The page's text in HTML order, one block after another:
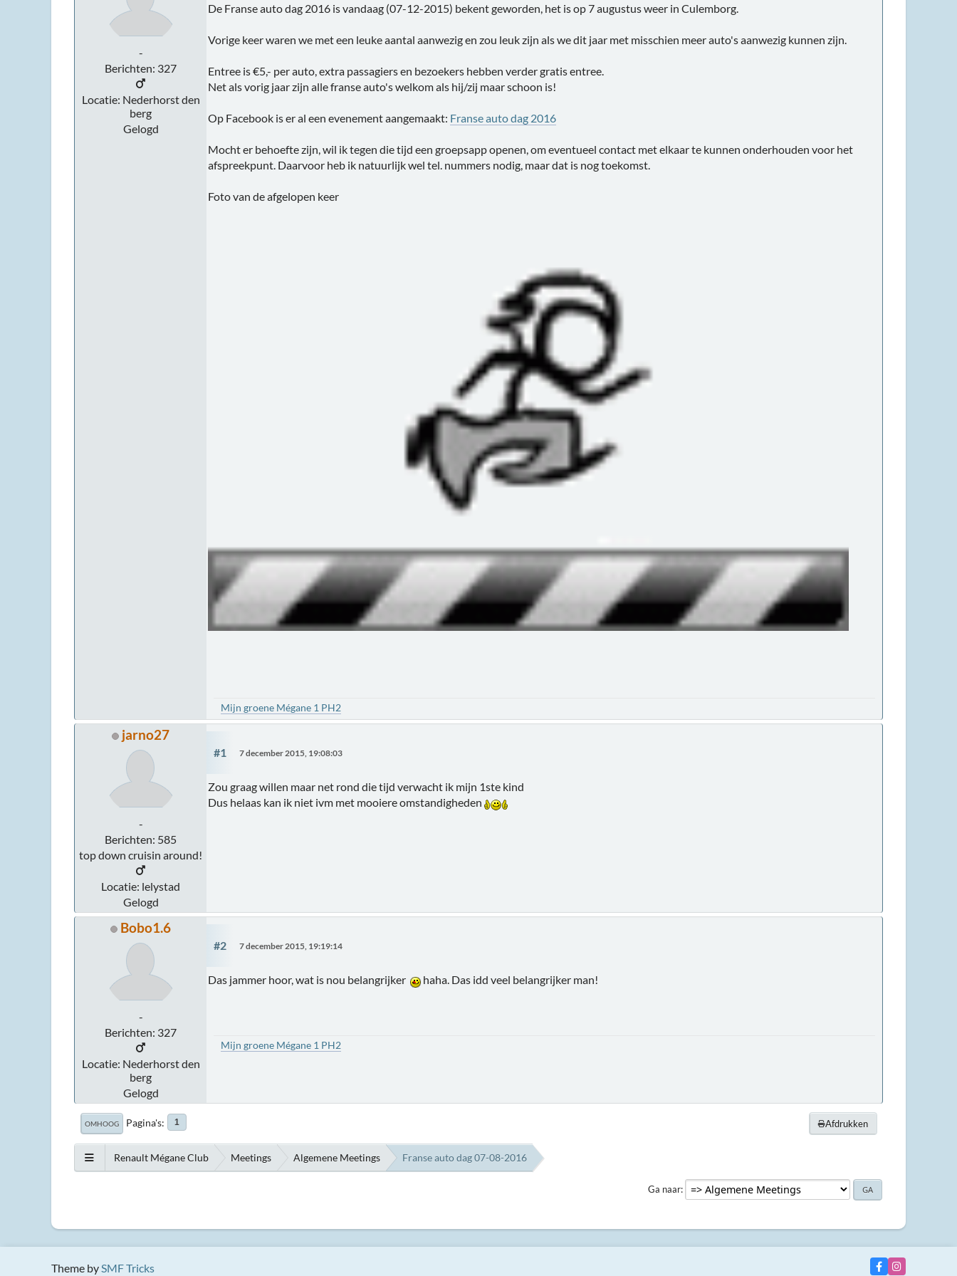
-
Berichten: 327
Locatie: Nederhorst den
berg
Gelogd
De Franse auto dag 2016 is vandaag (07-12-2015) bekent geworden, het is op 7 augustus weer in Culemborg.
Vorige keer waren we met een leuke aantal aanwezig en zou leuk zijn als we dit jaar met misschien meer auto's aanwezig kunnen zijn.
Entree is €5,- per auto, extra passagiers en bezoekers hebben verder gratis entree.
Net als vorig jaar zijn alle franse auto's welkom als hij/zij maar schoon is!
Op Facebook is er al een evenement aangemaakt: Franse auto dag 2016
Mocht er behoefte zijn, wil ik tegen die tijd een groepsapp openen, om eventueel contact met elkaar te kunnen onderhouden voor het
afspreekpunt. Daarvoor heb ik natuurlijk wel tel. nummers nodig, maar dat is nog toekomst.
Foto van de afgelopen keer
Mijn groene Mégane 1 PH2
jarno27
-
Berichten: 585
top down cruisin around!
Locatie: lelystad
Gelogd
#1 7 december 2015, 19:08:03
Zou graag willen maar net rond die tijd verwacht ik mijn 1ste kind
Dus helaas kan ik niet ivm met mooiere omstandigheden
Bobo1.6
-
Berichten: 327
Locatie: Nederhorst den
berg
Gelogd
#2 7 december 2015, 19:19:14
Das jammer hoor, wat is nou belangrijker haha. Das idd veel belangrijker man!
Mijn groene Mégane 1 PH2
Afdrukken
OMHOOG Pagina's 1
Renault Mégane Club Meetings Algemene Meetings Franse auto dag 07-08-2016
Ga naar
Theme bySMF Tricks